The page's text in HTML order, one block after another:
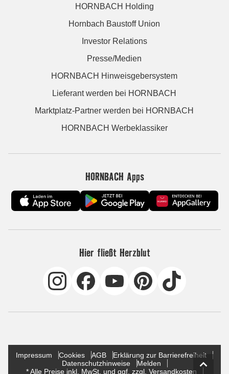
HORNBACH Holding
Hornbach Baustoff Union
Investor Relations
Presse/Medien
HORNBACH Hinweisgebersystem
Lieferant werden bei HORNBACH
Marktplatz-Partner werden bei HORNBACH
HORNBACH Werbeklassiker
HORNBACH Apps
Hier fließt Herzblut
Impressum Cookies AGB
Erklärung zur Barrierefreiheit
Datenschutzhinweise
Melden
* Alle Preise inkl. MwSt. und ggf. zzgl. Versandkosten